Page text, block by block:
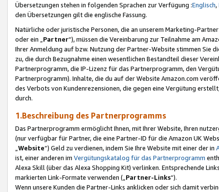
Übersetzungen stehen in folgenden Sprachen zur Verfügung :Englisch,
den Übersetzungen gilt die englische Fassung.
Natürliche oder juristische Personen, die an unserem Marketing-
oder ein „Partner“), müssen die Vereinbarung zur Teilnahme am
Ihrer Anmeldung auf bzw. Nutzung der Partner-Website stimmen Sie
zu, die durch Bezugnahme einen wesentlichen Bestandteil dieser
Partnerprogramm, die IP-Lizenz für das Partnerprogramm, den
Partnerprogramm). Inhalte, die du auf der Website Amazon.com
des Verbots von Kundenrezensionen, die gegen eine Vergütung
durch.
1.Beschreibung des Partnerprogramms
Das Partnerprogramm ermöglicht Ihnen, mit Ihrer Website, Ihren
(nur verfügbar für Partner, die eine Partner-ID für die Amazon UK
Website“) Geld zu verdienen, indem Sie Ihre Website mit einer der in
ist, einer anderen im Vergütungskatalog für das Partnerprogramm
Alexa Skill (über das Alexa Shopping Kit) verlinken. Entsprechende
markierten Link-Formate verwenden („ Partner-Links“).
Wenn unsere Kunden die Partner-Links anklicken oder sich damit